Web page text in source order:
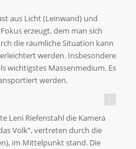
aus Licht (Leinwand) und
erzeugt, dem man sich
die räumliche Situation kann
werden. Insbesondere
wichtigstes Massenmedium. Es
werden.
Leni Riefenstahl die Kamera
Volk“, vertreten durch die
im Mittelpunkt stand. Die